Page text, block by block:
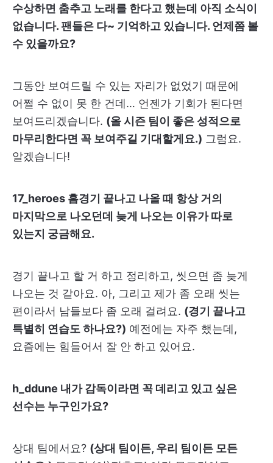
수상하면 춤추고 노래를 한다고 했는데 아직 소식이
없습니다. 팬들은 다~ 기억하고 있습니다. 언제쯤 볼
수 있을까요?
그동안 보여드릴 수 있는 자리가 없었기 때문에
어쩔 수 없이 못 한 건데… 언젠가 기회가 된다면
보여드리겠습니다. (올 시즌 팀이 좋은 성적으로
마무리한다면 꼭 보여주길 기대할게요.) 그럼요.
알겠습니다!
17_heroes 홈경기 끝나고 나올 때 항상 거의
마지막으로 나오던데 늦게 나오는 이유가 따로
있는지 궁금해요.
경기 끝나고 할 거 하고 정리하고, 씻으면 좀 늦게
나오는 것 같아요. 아, 그리고 제가 좀 오래 씻는
편이라서 남들보다 좀 오래 걸려요. (경기 끝나고
특별히 연습도 하나요?) 예전에는 자주 했는데,
요즘에는 힘들어서 잘 안 하고 있어요.
h_ddune 내가 감독이라면 꼭 데리고 있고 싶은
선수는 누구인가요?
상대 팀에서요? (상대 팀이든, 우리 팀이든 모든